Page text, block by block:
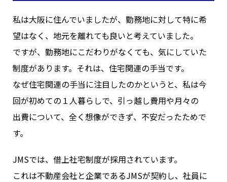
私は大阪に住んでいましたが、勤務地に対して特に希
望はなく、地元を離れても良いと考えていました。
ですが、勤務地にこだわりがなくても、気にしていた
制度があります。それは、住宅関連の手当です。
なぜ住宅関連の手当に注目したのかというと、私は今
回が初めての１人暮らしで、引っ越し費用や月々の
出費について、全く想像ができず、不安だったためで
す。
JMSでは、借上社宅制度が採用されています。
これは不動産会社と企業であるJMSが契約し、社員に